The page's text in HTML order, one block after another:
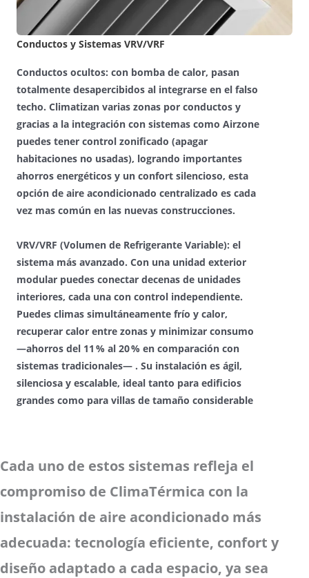
Conductos y Sistemas VRV/VRF
Conductos ocultos: con bomba de calor, pasan
totalmente desapercibidos al integrarse en el falso
techo. Climatizan varias zonas por conductos y
gracias a la integración con sistemas como Airzone
puedes tener control zonificado (apagar
habitaciones no usadas), logrando importantes
ahorros energéticos y un confort silencioso, esta
opción de aire acondicionado centralizado es cada
vez mas común en las nuevas construcciones.
VRV/VRF (Volumen de Refrigerante Variable): el
sistema más avanzado. Con una unidad exterior
modular puedes conectar decenas de unidades
interiores, cada una con control independiente.
Puedes climas simultáneamente frío y calor,
recuperar calor entre zonas y minimizar consumo
—ahorros del 11 % al 20 % en comparación con
sistemas tradicionales— . Su instalación es ágil,
silenciosa y escalable, ideal tanto para edificios
grandes como para villas de tamaño considerable
Cada uno de estos sistemas refleja el
compromiso de ClimaTérmica con la
instalación de aire acondicionado más
adecuada: tecnología eficiente, confort y
diseño adaptado a cada espacio, ya sea